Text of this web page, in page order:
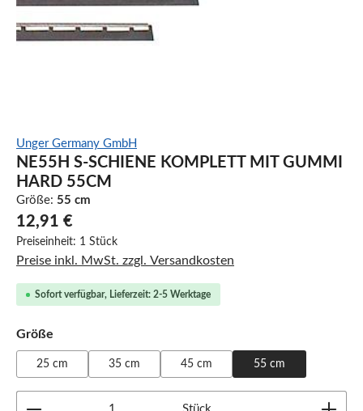
Unger Germany GmbH
NE55H S-SCHIENE KOMPLETT MIT GUMMI
HARD 55CM
Größe: 55 cm
12,91 €
Preiseinheit: 1 Stück
Preise inkl. MwSt. zzgl. Versandkosten
Sofort verfügbar, Lieferzeit: 2-5 Werktage
Größe
25 cm 35 cm 45 cm 55 cm
Produkt Anzahl: Gib den gewünschten Wert ein